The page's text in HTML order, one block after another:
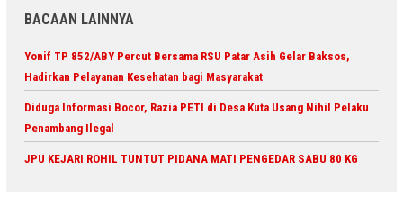
BACAAN LAINNYA
Yonif TP 852/ABY Percut Bersama RSU Patar Asih Gelar Baksos,
Hadirkan Pelayanan Kesehatan bagi Masyarakat
Diduga Informasi Bocor, Razia PETI di Desa Kuta Usang Nihil Pelaku
Penambang Ilegal
JPU KEJARI ROHIL TUNTUT PIDANA MATI PENGEDAR SABU 80 KG